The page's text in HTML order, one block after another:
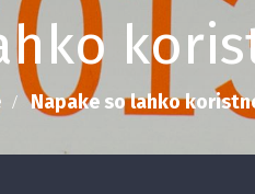
Napake so lahko